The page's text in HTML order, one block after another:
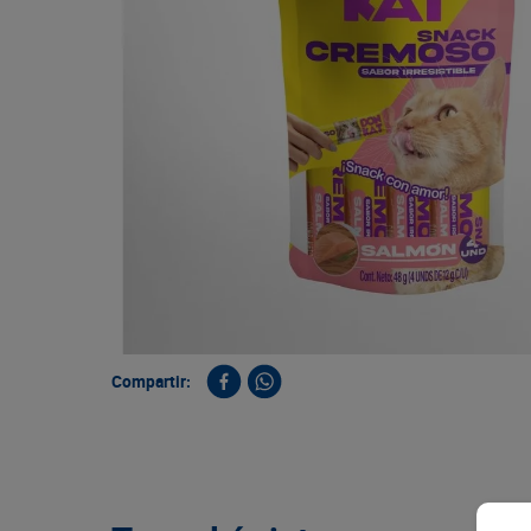
9
papa
Compartir: